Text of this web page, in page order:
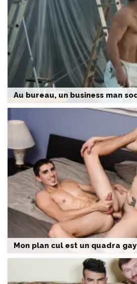
Mon plan cul est un quadra gay